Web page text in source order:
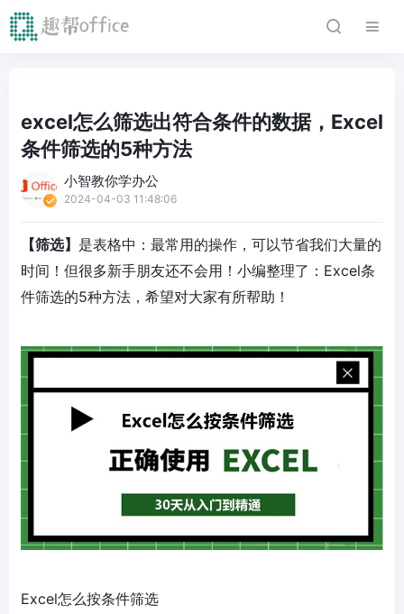
excel怎么筛选出符合条件的数据，Excel
条件筛选的5种方法
小智教你学办公
2024-04-03 11:48:06
【筛选】 是表格中：最常用的操作，可以节省我们大量的
时间！但很多新手朋友还不会用！小编整理了：Excel条
件筛选的5种方法，希望对大家有所帮助！
Excel怎么按条件筛选